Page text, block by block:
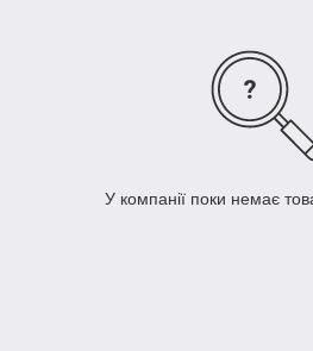
У компанії поки немає